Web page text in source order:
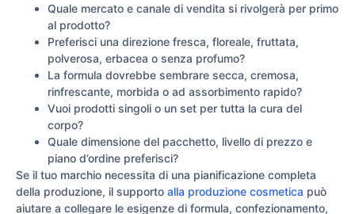
Quale mercato e canale di vendita si rivolgerà per primo
al prodotto?
Preferisci una direzione fresca, floreale, fruttata,
polverosa, erbacea o senza profumo?
La formula dovrebbe sembrare secca, cremosa,
rinfrescante, morbida o ad assorbimento rapido?
Vuoi prodotti singoli o un set per tutta la cura del
corpo?
Quale dimensione del pacchetto, livello di prezzo e
piano d’ordine preferisci?
Se il tuo marchio necessita di una pianificazione completa
della produzione, il supporto alla produzione cosmetica può
aiutare a collegare le esigenze di formula, confezionamento,